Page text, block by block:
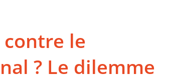
le
? Le dilemme